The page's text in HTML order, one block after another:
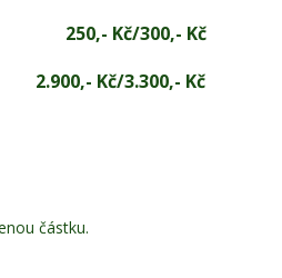
Kč/300,- Kč
Kč/3.300,- Kč
částku.